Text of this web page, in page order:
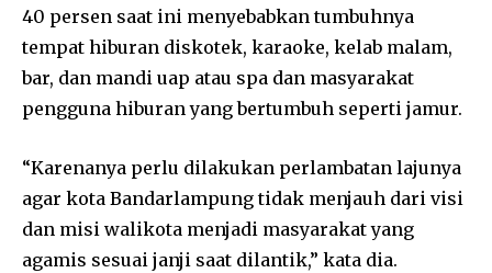
40 persen saat ini menyebabkan tumbuhnya
tempat hiburan diskotek, karaoke, kelab malam,
bar, dan mandi uap atau spa dan masyarakat
pengguna hiburan yang bertumbuh seperti jamur.
“Karenanya perlu dilakukan perlambatan lajunya
agar kota Bandarlampung tidak menjauh dari visi
dan misi walikota menjadi masyarakat yang
agamis sesuai janji saat dilantik,” kata dia.